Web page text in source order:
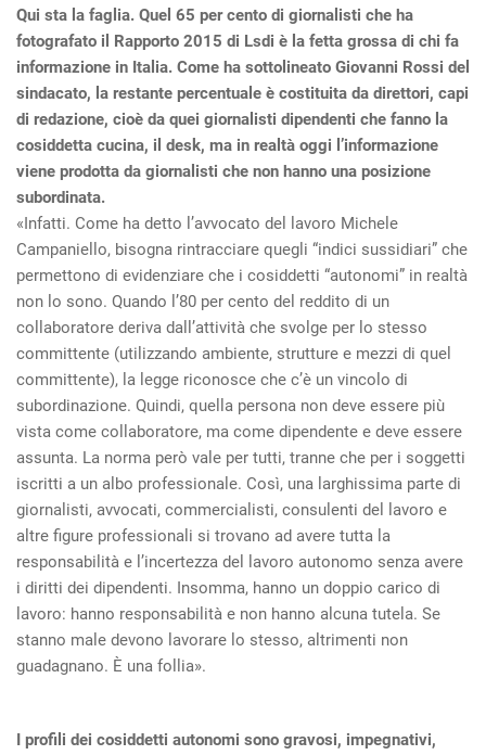
Qui sta la faglia. Quel 65 per cento di giornalisti che ha
fotografato il Rapporto 2015 di Lsdi è la fetta grossa di chi fa
informazione in Italia. Come ha sottolineato Giovanni Rossi del
sindacato, la restante percentuale è costituita da direttori, capi
di redazione, cioè da quei giornalisti dipendenti che fanno la
cosiddetta cucina, il desk, ma in realtà oggi l’informazione
viene prodotta da giornalisti che non hanno una posizione
subordinata.
«Infatti. Come ha detto l’avvocato del lavoro Michele
Campaniello, bisogna rintracciare quegli “indici sussidiari” che
permettono di evidenziare che i cosiddetti “autonomi” in realtà
non lo sono. Quando l’80 per cento del reddito di un
collaboratore deriva dall’attività che svolge per lo stesso
committente (utilizzando ambiente, strutture e mezzi di quel
committente), la legge riconosce che c’è un vincolo di
subordinazione. Quindi, quella persona non deve essere più
vista come collaboratore, ma come dipendente e deve essere
assunta. La norma però vale per tutti, tranne che per i soggetti
iscritti a un albo professionale. Così, una larghissima parte di
giornalisti, avvocati, commercialisti, consulenti del lavoro e
altre figure professionali si trovano ad avere tutta la
responsabilità e l’incertezza del lavoro autonomo senza avere
i diritti dei dipendenti. Insomma, hanno un doppio carico di
lavoro: hanno responsabilità e non hanno alcuna tutela. Se
stanno male devono lavorare lo stesso, altrimenti non
guadagnano. È una follia».
I profili dei cosiddetti autonomi sono gravosi, impegnativi,